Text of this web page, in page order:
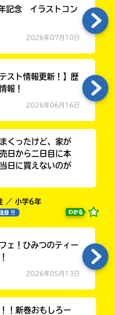
記念 イラストコン
2026年07月10日
ト情報更新！】歴
報！
2026年06月16日
くったけど、家が
日から二日目に本
日に買えないのが
／ 小学6年
目 !! わかる
ェ！ひみつのティー
2026年05月13日
！新巻おもしろー